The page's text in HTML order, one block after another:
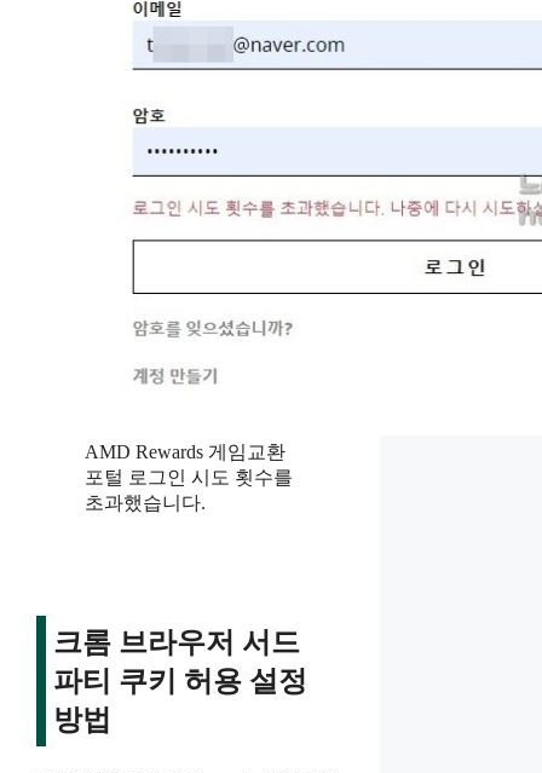
AMD Rewards 게임교환
포털 로그인 시도 횟수를
초과했습니다.
크롬 브라우저 서드
파티 쿠키 허용 설정
방법